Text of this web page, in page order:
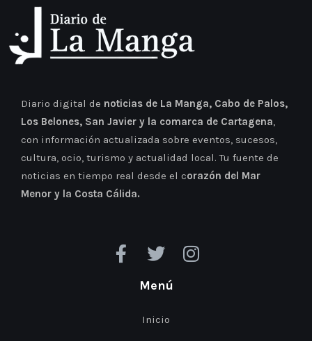
Diario digital de noticias de La Manga, Cabo de Palos,
Los Belones, San Javier y la comarca de Cartagena,
con información actualizada sobre eventos, sucesos,
cultura, ocio, turismo y actualidad local. Tu fuente de
noticias en tiempo real desde el corazón del Mar
Menor y la Costa Cálida.
Menú
Inicio